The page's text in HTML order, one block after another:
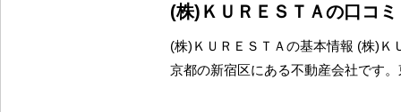
(株)ＫＵＲＥＳＴＡの口コ
(株)ＫＵＲＥＳＴＡの基本情報 (株)Ｋ
京都の新宿区にある不動産会社です